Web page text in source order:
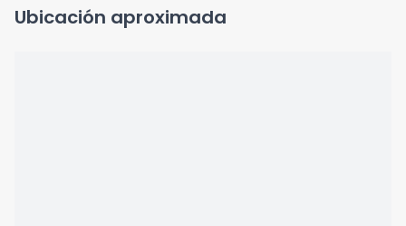
Ubicación aproximada